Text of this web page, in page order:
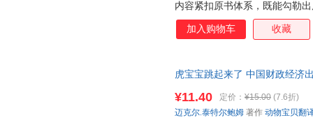
内容紧扣原书体系，既能勾勒
精髓，有助于读者登堂入室，
加入购物车 收藏
虎宝宝跳起来了 中国财政经济
泰特尔鲍姆 著作 动物宝贝翻译
¥11.40 定价： ¥15.00 (7.6折)
迈克尔.泰特尔鲍姆 著作 动物宝贝翻